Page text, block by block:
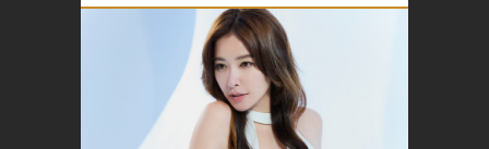
正貨到持續培訓專業醫師，一步一腳印建
立穩固口碑。